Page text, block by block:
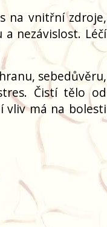
na vnitřní zdroje,
nezávislost. Léčí
sebedůvěru,
Čistí tělo od
vliv má na bolesti